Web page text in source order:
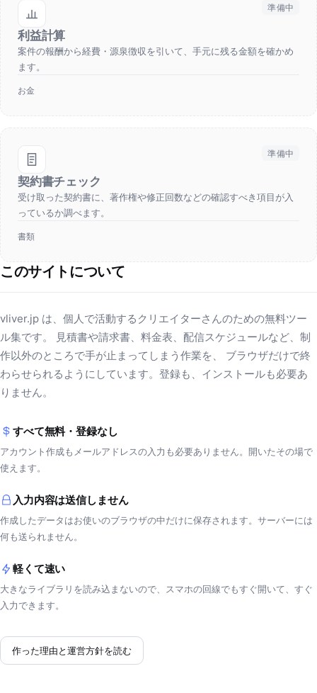
準備中
利益計算
案件の報酬から経費・源泉徴収を引いて、手元に残る金額を確かめ
ます。
お金
準備中
契約書チェック
受け取った契約書に、著作権や修正回数などの確認すべき項目が入
っているか調べます。
書類
このサイトについて
vliver.jp は、個人で活動するクリエイターさんのための無料ツー
ル集です。 見積書や請求書、料金表、配信スケジュールなど、制
作以外のところで手が止まってしまう作業を、 ブラウザだけで終
わらせられるようにしています。登録も、インストールも必要あ
りません。
すべて無料・登録なし
アカウント作成もメールアドレスの入力も必要ありません。開いたその場で
使えます。
入力内容は送信しません
作成したデータはお使いのブラウザの中だけに保存されます。サーバーには
何も送られません。
軽くて速い
大きなライブラリを読み込まないので、スマホの回線でもすぐ開いて、すぐ
入力できます。
作った理由と運営方針を読む